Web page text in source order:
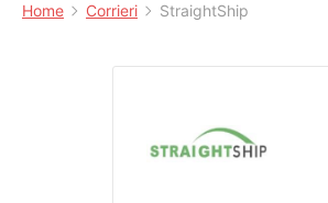
Home Corrieri StraightShip